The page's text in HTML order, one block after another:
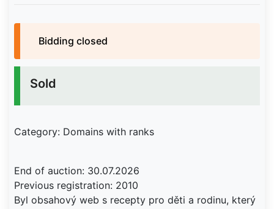
Bidding closed
Sold
Category: Domains with ranks
End of auction: 30.07.2026
Previous registration: 2010
Byl obsahový web s recepty pro děti a rodinu, který